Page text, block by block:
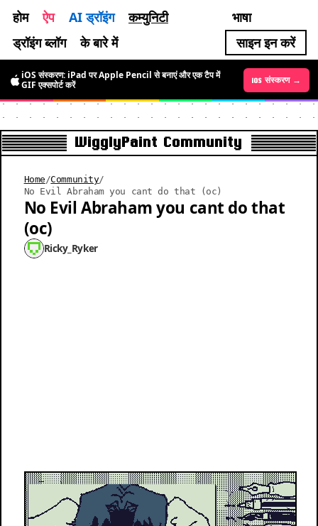
होम ऐप AI ड्रॉइंग
कम्युनिटी
ड्रॉइंग ब्लॉग
के बारे में
भाषा
साइन इन करें
Android संस्करण →
iOS संस्करण: iPad पर Apple Pencil से बनाएं और एक टैप में
GIF एक्सपोर्ट करें
iOS संस्करण →
WigglyPaint Community
Home /Community/
No Evil Abraham you cant do that (oc)
No Evil Abraham you cant do that
(oc)
Ricky_Ryker